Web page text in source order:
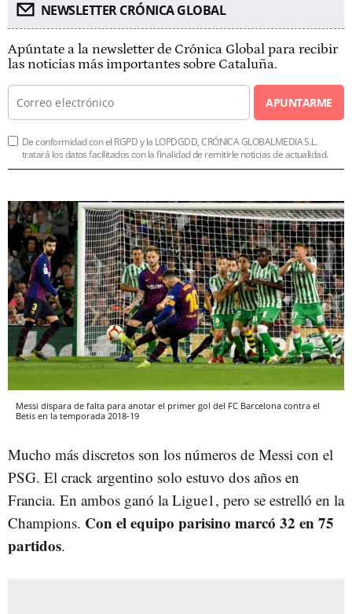
NEWSLETTER CRÓNICA GLOBAL
Apúntate a la newsletter de Crónica Global para recibir
las noticias más importantes sobre Cataluña.
APUNTARME
De conformidad con el RGPD y la LOPDGDD, CRÓNICA GLOBALMEDIA S.L.
tratará los datos facilitados con la finalidad de remitirle noticias de actualidad.
Messi dispara de falta para anotar el primer gol del FC Barcelona contra el
Betis en la temporada 2018-19
Mucho más discretos son los números de Messi con el
PSG. El crack argentino solo estuvo dos años en
Francia. En ambos ganó la Ligue1, pero se estrelló en la
Champions. Con el equipo parisino marcó 32 en 75
partidos.